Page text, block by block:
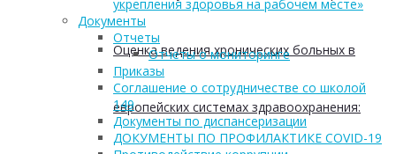
Оценка ведения хронических больных в
европейских системах здравоохранения:
укрепления здоровья на рабочем месте»
Документы
Отчеты
Отчеты о мониторинге
Приказы
Соглашение о сотрудничестве со школой
149
Документы по диспансеризации
ДОКУМЕНТЫ ПО ПРОФИЛАКТИКЕ COVID-19